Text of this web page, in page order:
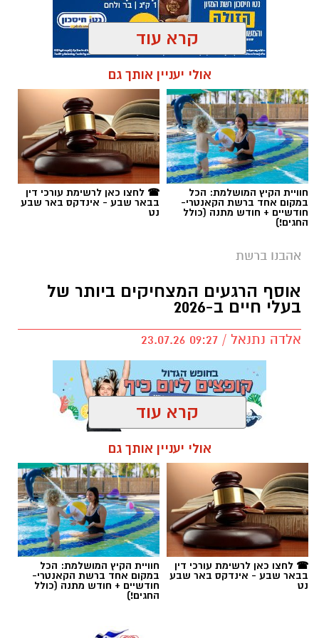
טקסט פוליטי, שירים פוליטיים
חברתית
שירים שהפכו את הפוליטיקה הישראלית לפזמון
לא רק בקלפי: 6 שירים שהפכו את הפוליטיקה
הישראלית לפזמון
ממערכת הבחירות ועד יוקר המחיה, מהסטיקרים
על המכוניות ועד החלום לברוח ללונדון – הרבה
לפני הרשתות החברתיות, הזמרים כבר ידעו
להגיד את מה שהציבור חושב.
"איזו מדינה" – אלי לוזון שיר המחאה המזרחי
קרא עוד
אולי יעניין אותך גם
חוויית הקיץ המושלמת: הכל
במקום אחד ברשת הקאנטרי-
חודשיים + חודש מתנה (כולל
החגים!)
☎ לחצו כאן לרשימת עורכי דין
בבאר שבע - אינדקס באר שבע
נט
אהבנו ברשת
אוסף הרגעים המצחיקים ביותר של
בעלי חיים ב-2026
אלדה נתנאל / 09:27 23.07.26
קרא עוד
אולי יעניין אותך גם
☎ לחצו כאן לרשימת עורכי דין
בבאר שבע - אינדקס באר שבע
נט
חוויית הקיץ המושלמת: הכל
במקום אחד ברשת הקאנטרי-
חודשיים + חודש מתנה (כולל
החגים!)